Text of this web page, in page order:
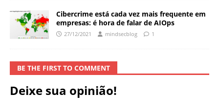
Cibercrime está cada vez mais frequente em
empresas: é hora de falar de AIOps
27/12/2021 mindsecblog 1
BE THE FIRST TO COMMENT
Deixe sua opinião!